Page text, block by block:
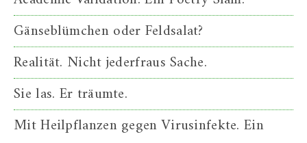
Gänseblümchen oder Feldsalat?
Realität. Nicht jederfraus Sache.
Sie las. Er träumte.
Mit Heilpflanzen gegen Virusinfekte. Ein